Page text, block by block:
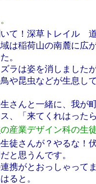
いて！深草トレイル
域は稲荷山の南麓に
。
ラは姿を消しました
や昆虫などが生息し
さんと一緒に、我が
、「来てくれはった
の産業デザイン科の生
徒さんが？やるな！
と思うんです。
携がとおっしゃって
ると。